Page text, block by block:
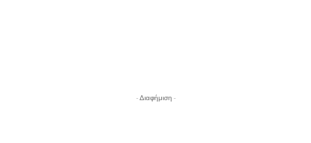
- Διαφήμιση -